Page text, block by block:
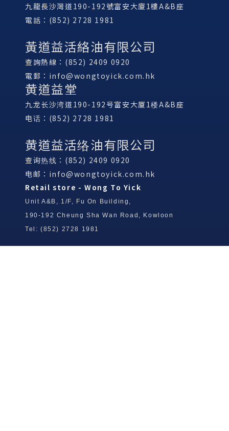
九龍長沙灣道190-192號富安大廈1樓A&B座
電話：(852) 2728 1981
黃道益活絡油有限公司
查詢熱線：(852) 2409 0920
電郵： info@wongtoyick.com.hk
黄道益堂
九龙长沙湾道190-192号富安大厦1楼A&B座
电话：(852) 2728 1981
黄道益活络油有限公司
查询热线：(852) 2409 0920
电邮： info@wongtoyick.com.hk
Retail store - Wong To Yick
Unit A&B, 1/F, Fu On Building,
190-192 Cheung Sha Wan Road, Kowloon
Tel: (852) 2728 1981